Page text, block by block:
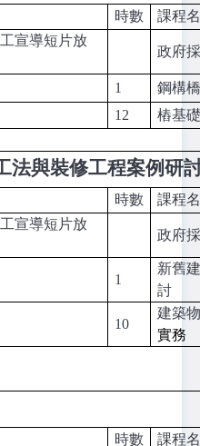
時數
課程
宣導短片放
政府
1
鋼構
12 樁基
法與裝修工程案例研
時數
課程
宣導短片放
政府
1
新舊
討
10
建築物
實務
時數 課程